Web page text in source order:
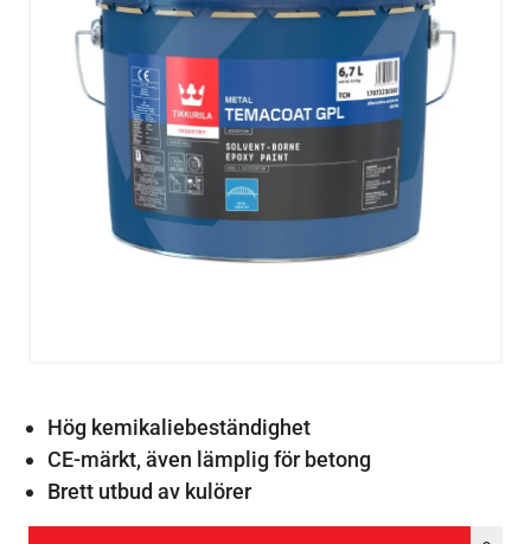
Hög kemikaliebeständighet
CE-märkt, även lämplig för betong
Brett utbud av kulörer